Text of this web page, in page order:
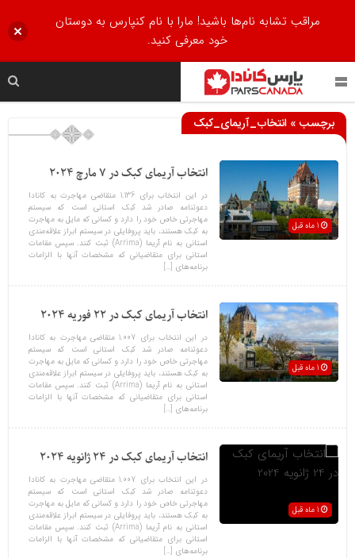
برچسب » انتخاب_آریمای_کبک
انتخاب آریمای کبک در 7 مارچ 2024
در این انتخاب برای 1.136 متقاضی مهاجرت به کانادا
دعوتنامه صادر شد کبک استانی است که سیستم
مهاجرتی خاص خود را دارد و کسانی که مایل به مهاجرت
به کبک هستند، باید پروفایلی در سیستم ابراز علاقه‌مندی
استانی به نام آریما (Arrima) ثبت کنند. سپس مقامات
استانی برای متقاضیانی که مشخصات آنها با الزامات
برنامه‌های […]
انتخاب آریمای کبک در 22 فوریه 2024
در این انتخاب برای 1.007 متقاضی مهاجرت به کانادا
دعوتنامه صادر شد کبک استانی است که سیستم
مهاجرتی خاص خود را دارد و کسانی که مایل به مهاجرت
به کبک هستند، باید پروفایلی در سیستم ابراز علاقه‌مندی
استانی به نام آریما (Arrima) ثبت کنند. سپس مقامات
استانی برای متقاضیانی که مشخصات آنها با الزامات
برنامه‌های […]
انتخاب آریمای کبک در 24 ژانویه 2024
در این انتخاب برای 1.007 متقاضی مهاجرت به کانادا
دعوتنامه صادر شد کبک استانی است که سیستم
مهاجرتی خاص خود را دارد و کسانی که مایل به مهاجرت
به کبک هستند، باید پروفایلی در سیستم ابراز علاقه‌مندی
استانی به نام آریما (Arrima) ثبت کنند. سپس مقامات
استانی برای متقاضیانی که مشخصات آنها با الزامات
برنامه‌های […]
مراقب تشابه نام‌ها باشید! مارا با نام کنپارس به دوستان
خود معرفی کنید.